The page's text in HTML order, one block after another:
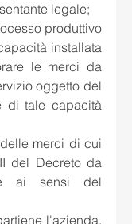
legale;
produttivo
installata
le merci da
oggetto del
di tale capacità
merci di cui
del Decreto da
ai sensi del
l'azienda,